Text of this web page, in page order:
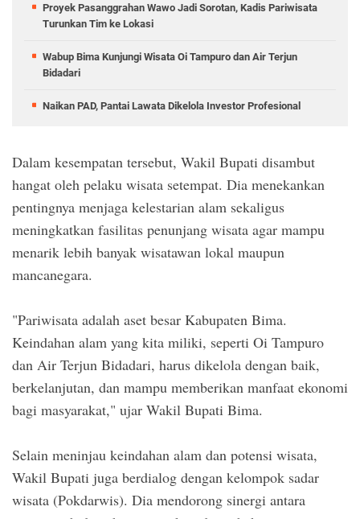
Proyek Pasanggrahan Wawo Jadi Sorotan, Kadis Pariwisata
Turunkan Tim ke Lokasi
Wabup Bima Kunjungi Wisata Oi Tampuro dan Air Terjun
Bidadari
Naikan PAD, Pantai Lawata Dikelola Investor Profesional
Dalam kesempatan tersebut, Wakil Bupati disambut
hangat oleh pelaku wisata setempat. Dia menekankan
pentingnya menjaga kelestarian alam sekaligus
meningkatkan fasilitas penunjang wisata agar mampu
menarik lebih banyak wisatawan lokal maupun
mancanegara.
"Pariwisata adalah aset besar Kabupaten Bima.
Keindahan alam yang kita miliki, seperti Oi Tampuro
dan Air Terjun Bidadari, harus dikelola dengan baik,
berkelanjutan, dan mampu memberikan manfaat ekonomi
bagi masyarakat," ujar Wakil Bupati Bima.
Selain meninjau keindahan alam dan potensi wisata,
Wakil Bupati juga berdialog dengan kelompok sadar
wisata (Pokdarwis). Dia mendorong sinergi antara